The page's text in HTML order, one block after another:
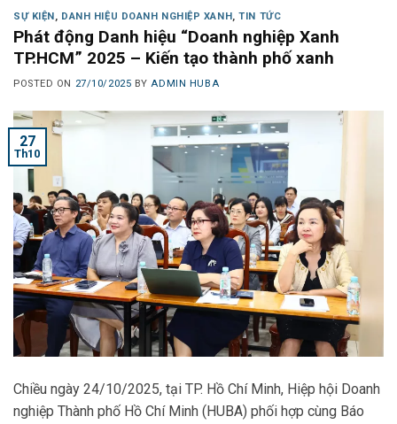
SỰ KIỆN , DANH HIỆU DOANH NGHIỆP XANH ,TIN TỨC
Phát động Danh hiệu “Doanh nghiệp Xanh
TP.HCM” 2025 – Kiến tạo thành phố xanh
POSTED ON 27/10/2025 BY ADMIN HUBA
27
Th10
Chiều ngày 24/10/2025, tại TP. Hồ Chí Minh, Hiệp hội Doanh
nghiệp Thành phố Hồ Chí Minh (HUBA) phối hợp cùng Báo